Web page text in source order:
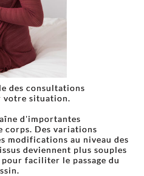
des consultations
votre situation.
d'importantes
corps. Des variations
modifications au niveau des
deviennent plus souples
pour faciliter le passage du